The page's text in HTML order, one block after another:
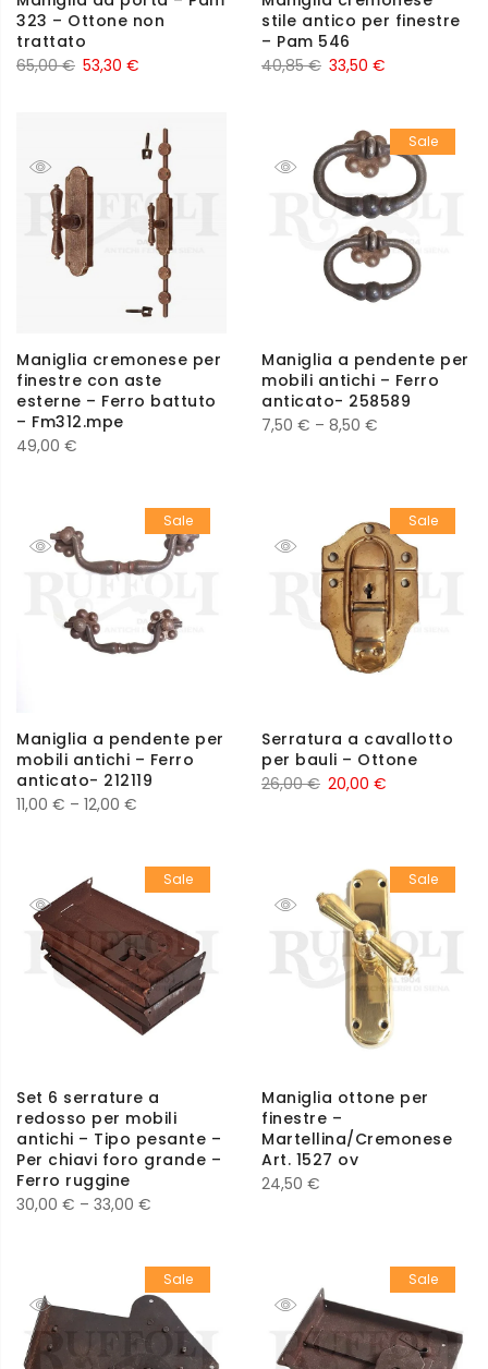
323 – Ottone non
trattato
65,00€ 53,30 €
stile antico per finestre
– Pam 546
40,85€ 33,50 €
Maniglia cremonese per
finestre con aste
esterne – Ferro battuto
– Fm312.mpe
49,00 €
Sale
Maniglia a pendente per
mobili antichi – Ferro
anticato- 258589
7,50 € – 8,50 €
Sale
Maniglia a pendente per
mobili antichi – Ferro
anticato- 212119
11,00 € – 12,00 €
Sale
Serratura a cavallotto
per bauli – Ottone
26,00€ 20,00 €
Sale
Set 6 serrature a
redosso per mobili
antichi – Tipo pesante –
Per chiavi foro grande –
Ferro ruggine
30,00 € – 33,00 €
Sale
Maniglia ottone per
finestre –
Martellina/Cremonese
Art. 1527 ov
24,50 €
Sale Sale